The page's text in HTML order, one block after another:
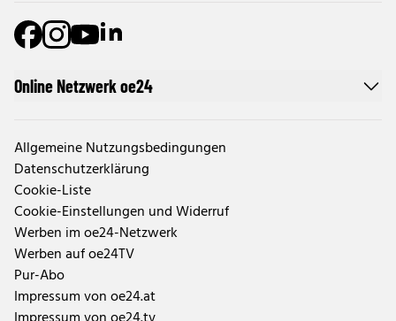
Online Netzwerk oe24
Allgemeine Nutzungsbedingungen
Datenschutzerklärung
Cookie-Liste
Cookie-Einstellungen und Widerruf
Werben im oe24-Netzwerk
Werben auf oe24TV
Pur-Abo
Impressum von oe24.at